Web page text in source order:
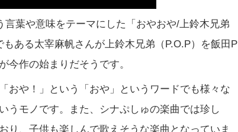
葉や意味をテーマにした「おやおや/上鈴木兄弟
ある太宰麻帆さんが上鈴木兄弟（P.O.P）を飯田P
今作の始まりだそうです。
おや！」という「おや」というワードでも様々な
うモノです。また、シナぷしゅの楽曲では珍し
り、子供も楽しんで歌えそうな楽曲となっていま